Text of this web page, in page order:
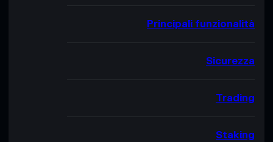
Principali funzionalità
Sicurezza
Trading
Staking